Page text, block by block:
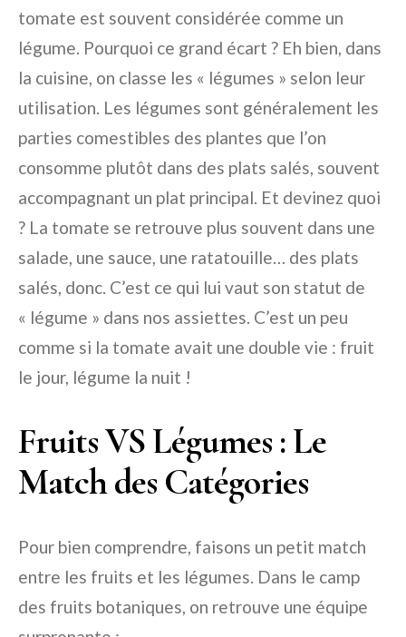
tomate est souvent considérée comme un
légume. Pourquoi ce grand écart ? Eh bien, dans
la cuisine, on classe les « légumes » selon leur
utilisation. Les légumes sont généralement les
parties comestibles des plantes que l’on
consomme plutôt dans des plats salés, souvent
accompagnant un plat principal. Et devinez quoi
? La tomate se retrouve plus souvent dans une
salade, une sauce, une ratatouille… des plats
salés, donc. C’est ce qui lui vaut son statut de
« légume » dans nos assiettes. C’est un peu
comme si la tomate avait une double vie : fruit
le jour, légume la nuit !
Fruits VS Légumes : Le
Match des Catégories
Pour bien comprendre, faisons un petit match
entre les fruits et les légumes. Dans le camp
des fruits botaniques, on retrouve une équipe